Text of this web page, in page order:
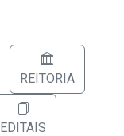
REITORIA
EDITAIS